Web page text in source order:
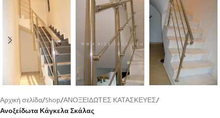
Αρχική σελίδα Shop ΑΝΟΞΕΙΔΩΤΕΣ ΚΑΤΑΣΚΕΥΕΣ
Ανοξείδωτα Κάγκελα Σκάλας